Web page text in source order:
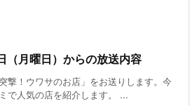
（月曜日）からの放送内容
撃！ウワサのお店」をお送りします。今
で人気の店を紹介します。 ...